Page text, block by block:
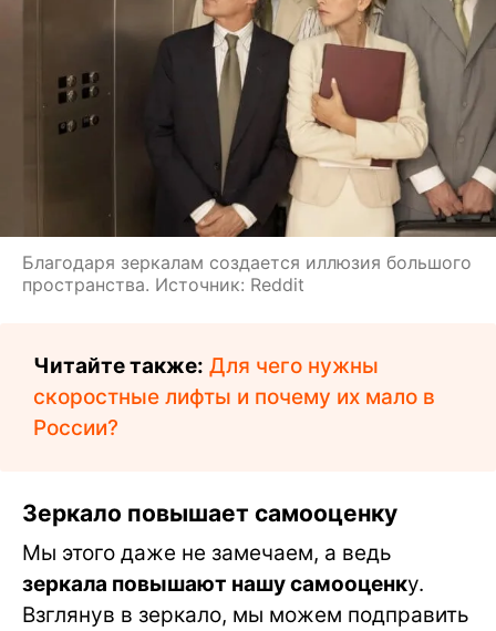
Благодаря зеркалам создается иллюзия большого
пространства. Источник: Reddit
Читайте также: Для чего нужны
скоростные лифты и почему их мало в
России?
Зеркало повышает самооценку
Мы этого даже не замечаем, а ведь
зеркала повышают нашу самооценку.
Взглянув в зеркало, мы можем подправить